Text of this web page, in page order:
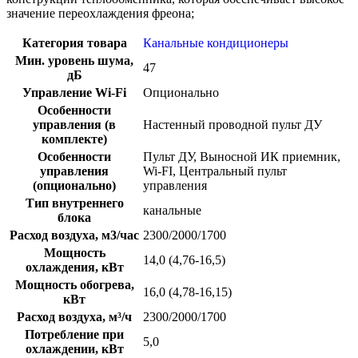
значение переохлаждения фреона;
Категория товара
Канальные кондиционеры
Мин. уровень шума,
дБ
47
Управление Wi-Fi
Опционально
Особенности
управления (в
комплекте)
Настенный проводной пульт ДУ
Особенности
управления
(опционально)
Пульт ДУ, Выносной ИК приемник,
Wi-FI, Центральный пульт
управления
Тип внутреннего
блока
канальные
Расход воздуха, м3/час 2300/2000/1700
Мощность
охлаждения, кВт
14,0 (4,76-16,5)
Мощность обогрева,
кВт
16,0 (4,78-16,15)
Расход воздуха, м³/ч
2300/2000/1700
Потребление при
охлаждении, кВт
5,0